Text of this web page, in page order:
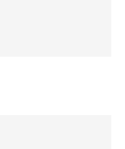
очистки.